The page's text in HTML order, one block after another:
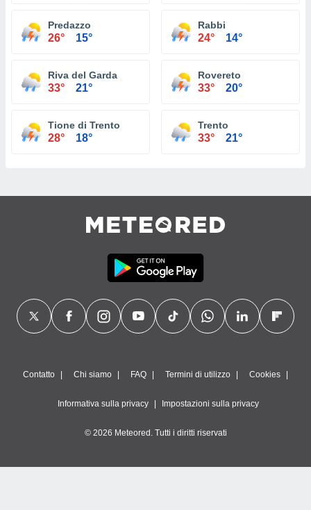
Predazzo
26° 15°
Rabbi
24° 14°
Riva del Garda
33° 21°
Rovereto
33° 20°
Tione di Trento
28° 18°
Trento
33° 21°
Contatto Chi siamo FAQ Termini di utilizzo Cookies
Informativa sulla privacy Impostazioni sulla privacy
© 2026 Meteored. Tutti i diritti riservati